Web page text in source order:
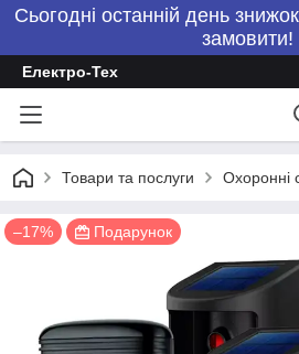
Сьогодні останній день
замовити!
Електро-Тех
Товари та послуги Охоронні
–17% Подарунок